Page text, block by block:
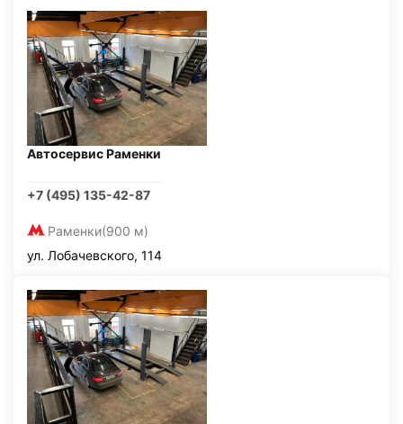
Автосервис Раменки
+7 (495) 135-42-87
Раменки(900 м)
ул. Лобачевского, 114